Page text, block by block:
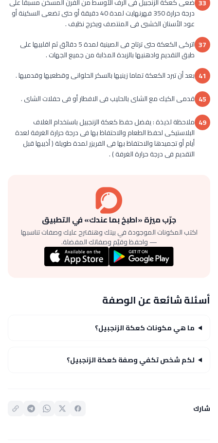
33
درجة حرارة 350 فهرنهايت لمدة 40 دقيقة أو حتى تضعى السكينة أو
عود الأسنان الخشبى فى المنتصف ويخرج نظيف .
37
اتركى الكعكة حتى ترتاح فى الصينية لمدة 5 دقائق ثم اقلبيها على
طبق التقديم وادهنيها بالزبدة المذابة من جميع الجهات .
41 بعد أن تبرد الكعكة تماما زينيها بالسكر الحلوانى وقطعيها وقدميها .
45 قدمى الكيك مع الشاى بالحليب فى الافطار أو فى حفلات الشاى .
49 ملاحظة لذيذة : يفضل حفظ كعكة الزنجبيل باستخدام الغلاف
البلاستيكى لحفظ الطعام والاحتفاظ بها فى درجة حرارة الغرفة لعدة
أيام أو تجميدها والاحتفاظ بها فى الفريزر لمدة طويلة ( أذيبها قبل
التقديم فى درجة حرارة الغرفة ) .
جرّب ميزة «اطبخ بما عندك» في التطبيق
اكتب المكونات الموجودة في بيتك وهنقترح عليك وصفات تناسبها
— واحفظ وقيّم وصفاتك المفضلة.
أسئلة شائعة عن الوصفة
ما هي مكونات كعكة الزنجبيل؟
لكم شخص تكفي وصفة كعكة الزنجبيل؟
شارك